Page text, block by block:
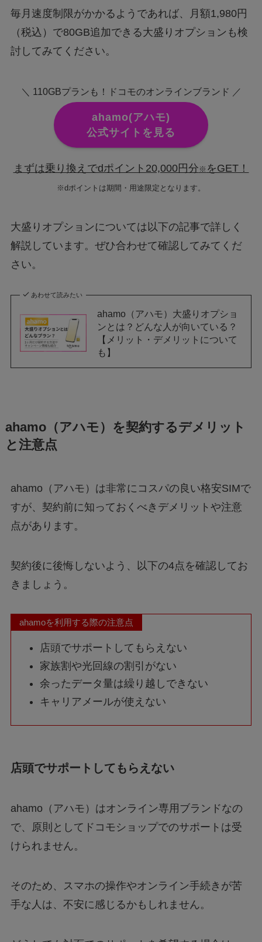
毎月速度制限がかかるようであれば、月額1,980円
（税込）で80GB追加できる大盛りオプションも検
討してみてください。
＼ 110GBプランも！ドコモのオンラインブランド ／
ahamo(アハモ)
公式サイトを見る
まずは乗り換えでdポイント20,000円分 ※ をGET！
※dポイントは期間・用途限定となります。
大盛りオプションについては以下の記事で詳しく
解説しています。ぜひ合わせて確認してみてくだ
さい。
あわせて読みたい
ahamo（アハモ）大盛りオプショ
ンとは？どんな人が向いている？
【メリット・デメリットについて
も】
ahamo（アハモ）を契約するデメリット
と注意点
ahamo（アハモ）は非常にコスパの良い格安SIMで
すが、契約前に知っておくべきデメリットや注意
点があります。
契約後に後悔しないよう、以下の4点を確認してお
きましょう。
ahamoを利用する際の注意点
店頭でサポートしてもらえない
家族割や光回線の割引がない
余ったデータ量は繰り越しできない
キャリアメールが使えない
店頭でサポートしてもらえない
ahamo（アハモ）はオンライン専用ブランドなの
で、原則としてドコモショップでのサポートは受
けられません。
そのため、スマホの操作やオンライン手続きが苦
手な人は、不安に感じるかもしれません。